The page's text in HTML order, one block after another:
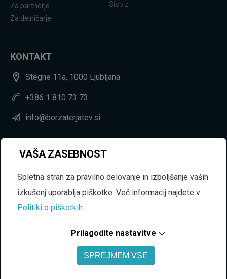
Za partnerje
Za delničarje
Sisbiz
KONTAKT
Stegne 11a, 1000 Ljubljana
+386 1 810 73 73
info@borzaterjatev.si
SOCIAL
LinkedIn
Facebook
Instagram
VAŠA ZASEBNOST
Spletna stran za pravilno delovanje in izboljšanje vaših
izkušenj uporablja piškotke. Več informacij najdete v
Politiki o piškotkih.
Prilagodite nastavitve
SPREJMEM VSE